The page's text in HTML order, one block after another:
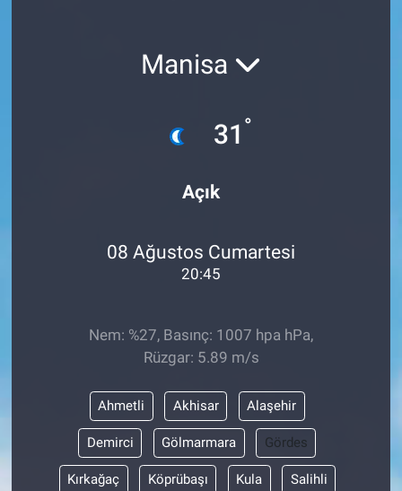
Manisa
31 °
Açık
08 Ağustos Cumartesi
20:45
Nem: %27, Basınç: 1007 hpa hPa,
Rüzgar: 5.89 m/s
Ahmetli Akhisar Alaşehir
Demirci Gölmarmara Gördes
Kırkağaç Köprübaşı Kula Salihli
Endüstri 4.0 Uygulamaları